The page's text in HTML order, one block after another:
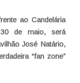
ao Candelária
de maio, será
José Natário,
“fan zone”